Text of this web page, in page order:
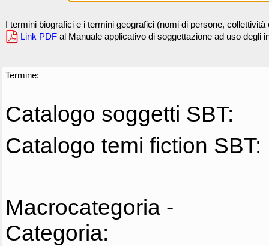
I termini biografici e i termini geografici (nomi di persone,
Link PDF al Manuale applicativo di soggettazione ad uso degli
Termine:
Catalogo soggetti SBT:
Catalogo temi fiction SBT:
Macrocategoria -
Categoria: